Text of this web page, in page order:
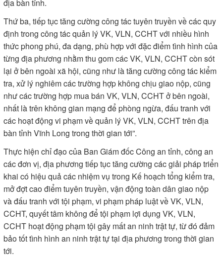
địa bàn tỉnh.
Thứ ba, tiếp tục tăng cường công tác tuyên truyền về các quy
định trong công tác quản lý VK, VLN, CCHT với nhiều hình
thức phong phú, đa dạng, phù hợp với đặc điểm tình hình của
từng địa phương nhằm thu gom các VK, VLN, CCHT còn sót
lại ở bên ngoài xã hội, cũng như là tăng cường công tác kiểm
tra, xử lý nghiêm các trường hợp không chịu giao nộp, cũng
như các trường hợp mua bán VK, VLN, CCHT ở bên ngoài,
nhất là trên không gian mạng để phòng ngừa, đấu tranh với
các hoạt động vi phạm về quản lý VK, VLN, CCHT trên địa
bàn tỉnh Vĩnh Long trong thời gian tới”.
Thực hiện chỉ đạo của Ban Giám đốc Công an tỉnh, công an
các đơn vị, địa phương tiếp tục tăng cường các giải pháp triển
khai có hiệu quả các nhiệm vụ trong Kế hoạch tổng kiểm tra,
mở đợt cao điểm tuyên truyền, vận động toàn dân giao nộp
và đấu tranh với tội phạm, vi phạm pháp luật về VK, VLN,
CCHT, quyết tâm không để tội phạm lợi dụng VK, VLN,
CCHT hoạt động phạm tội gây mất an ninh trật tự, từ đó đảm
bảo tốt tình hình an ninh trật tự tại địa phương trong thời gian
tới.